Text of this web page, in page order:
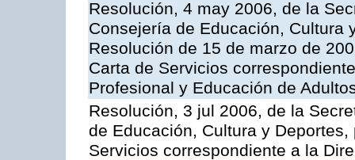
Resolución, 4 may 2006, de la
Consejería de Educación, Cultura
Resolución de 15 de marzo de
Carta de Servicios
Profesional y Educación de
Resolución, 3 jul 2006, de la
de Educación, Cultura y
Servicios correspondiente a la